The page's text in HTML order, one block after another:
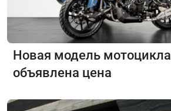
Новая модель
объявлена цена